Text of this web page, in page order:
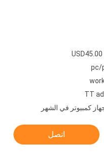
USD45.00
TT
اتصل